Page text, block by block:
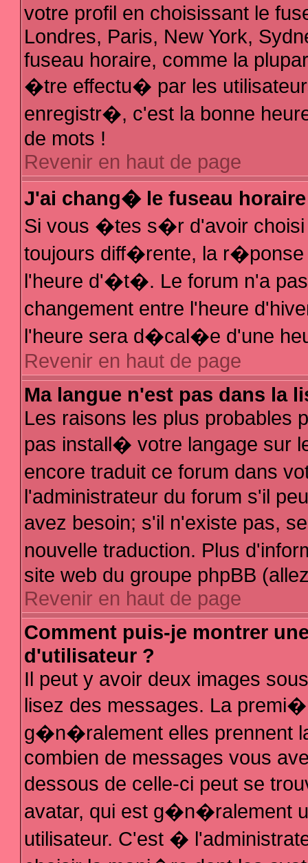
votre profil en choisissant le
Londres, Paris, New York,
fuseau horaire, comme la
�tre effectu� par les
enregistr�, c'est la bonne
de mots !
Revenir en haut de page
J'ai chang� le fuseau
Si vous �tes s�r d'avoir choisi
toujours diff�rente, la
l'heure d'�t�. Le forum n'a
changement entre l'heure
l'heure sera d�cal�e d'une
Revenir en haut de page
Ma langue n'est pas dans la
Les raisons les plus probables
pas install� votre langage sur
encore traduit ce forum dans
l'administrateur du forum s'il
avez besoin; s'il n'existe pas,
nouvelle traduction. Plus
site web du groupe phpBB
Revenir en haut de page
Comment puis-je montrer
d'utilisateur ?
Il peut y avoir deux images
lisez des messages. La
g�n�ralement elles prennent
combien de messages vous
dessous de celle-ci peut se
avatar, qui est g�n�ralement
utilisateur. C'est �